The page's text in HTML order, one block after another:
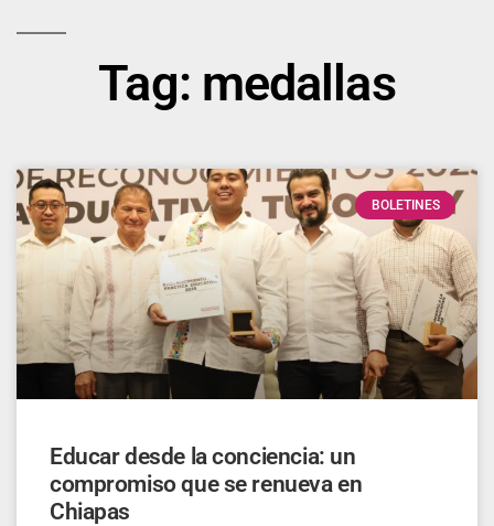
Tag: medallas
BOLETINES
Educar desde la conciencia: un
compromiso que se renueva en
Chiapas